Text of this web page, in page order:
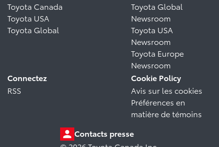
Toyota Canada
Toyota USA
Toyota Global
Toyota Global
Newsroom
Toyota USA
Newsroom
Toyota Europe
Newsroom
Connectez
RSS
Cookie Policy
Avis sur les cookies
Préférences en
matière de témoins
Contacts presse